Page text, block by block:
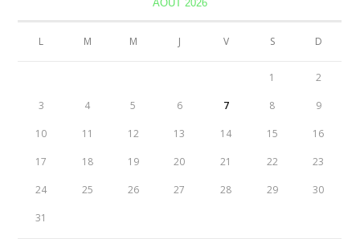
AOÛT 2026
L M M J V S D
1 2
3 4 5 6 7 8 9
10 11 12 13 14 15 16
17 18 19 20 21 22 23
24 25 26 27 28 29 30
31